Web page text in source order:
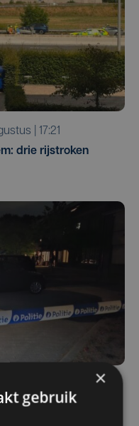
| 17:21
drie rijstroken
in woning in Sint-
×
gebruik